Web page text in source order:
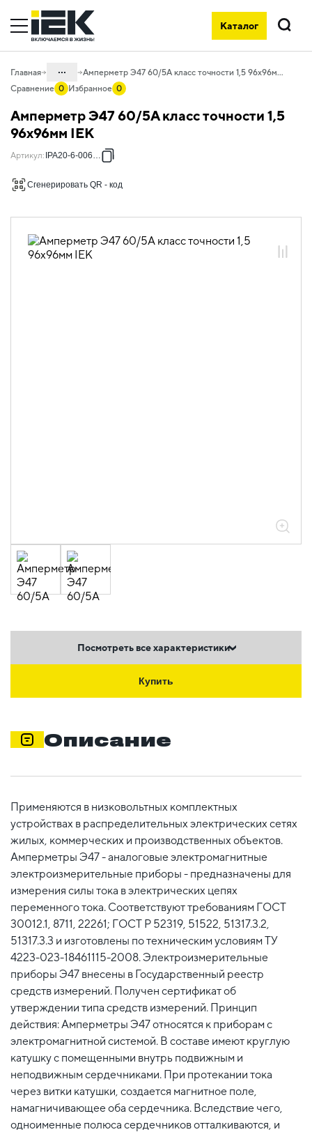
Каталог
Поиск
Главная ...
03. Приборы учета, контроля,
измерения и оборудование
электропитания
электроизмерительные
03.02.04.01 Амперметры аналоговые
Э47
Амперметр Э47 60/5А класс точности 1,5 96х96мм IEK
Сравнение 0 Избранное 0
Амперметр Э47 60/5А класс точности 1,5
96х96мм IEK
Артикул: IPA20-6-0060-E
Сгенерировать QR - код
Посмотреть все характеристики
Купить
Описание
Применяются в низковольтных комплектных
устройствах в распределительных электрических сетях
жилых, коммерческих и производственных объектов.
Амперметры Э47 - аналоговые электромагнитные
электроизмерительные приборы - предназначены для
измерения силы тока в электрических цепях
переменного тока. Соответствуют требованиям ГОСТ
30012.1, 8711, 22261; ГОСТ Р 52319, 51522, 51317.3.2,
51317.3.3 и изготовлены по техническим условиям ТУ
4223-023-18461115-2008. Электроизмерительные
приборы Э47 внесены в Государственный реестр
средств измерений. Получен сертификат об
утверждении типа средств измерений. Принцип
действия: Амперметры Э47 относятся к приборам с
электромагнитной системой. В составе имеют круглую
катушку с помещенными внутрь подвижным и
неподвижным сердечниками. При протекании тока
через витки катушки, создается магнитное поле,
намагничивающее оба сердечника. Вследствие чего,
одноименные полюса сердечников отталкиваются, и